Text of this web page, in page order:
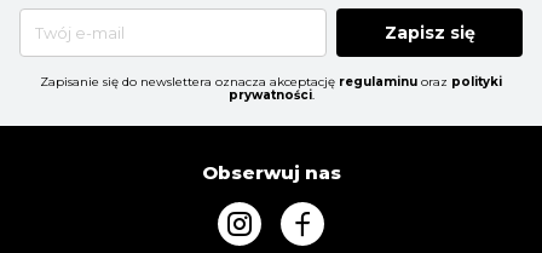
Zapisz się
Zapisanie się do newslettera oznacza akceptację regulaminu oraz polityki
prywatności.
Obserwuj nas